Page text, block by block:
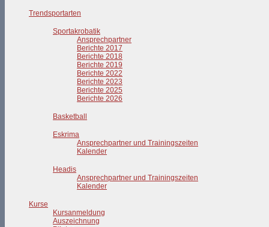
Trendsportarten
Sportakrobatik
Ansprechpartner
Berichte 2017
Berichte 2018
Berichte 2019
Berichte 2022
Berichte 2023
Berichte 2025
Berichte 2026
Basketball
Eskrima
Ansprechpartner und Trainingszeiten
Kalender
Headis
Ansprechpartner und Trainingszeiten
Kalender
Kurse
Kursanmeldung
Auszeichnung